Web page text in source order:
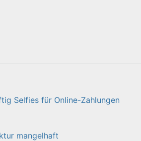
Selfies für Online-Zahlungen
mangelhaft